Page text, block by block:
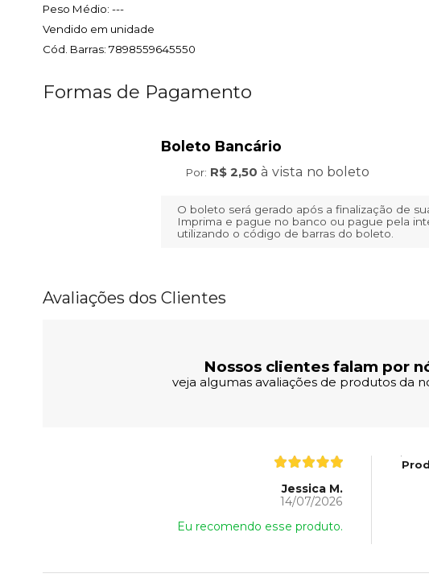
Peso Médio: ---
Vendido em unidade
Cód. Barras: 7898559645550
Formas de Pagamento
Boleto Bancário
Por: R$ 2,50 à vista no boleto
O boleto será gerado após a finalização de
Imprima e pague no banco ou pague pela
utilizando o código de barras do boleto.
Avaliações dos Clientes
Nossos clientes falam por
veja algumas avaliações de produtos da
Jessica M.
14/07/2026
Eu recomendo esse produto.